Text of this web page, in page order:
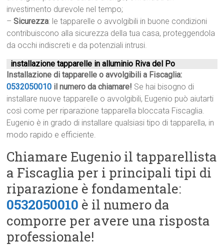
investimento durevole nel tempo;
–Sicurezza: le tapparelle o avvolgibili in buone condizioni
contribuiscono alla sicurezza della tua casa, proteggendola
da occhi indiscreti e da potenziali intrusi.
installazione tapparelle in alluminio Riva del Po
Installazione di tapparelle o avvolgibili a Fiscaglia:
0532050010 il numero da chiamare! Se hai bisogno di
installare nuove tapparelle o avvolgibili, Eugenio può aiutarti
così come per riparazione tapparella bloccata Fiscaglia.
Eugenio è in grado di installare qualsiasi tipo di tapparella, in
modo rapido e efficiente.
Chiamare Eugenio il tapparellista
a Fiscaglia per i principali tipi di
riparazione è fondamentale:
0532050010 è il numero da
comporre per avere una risposta
professionale!